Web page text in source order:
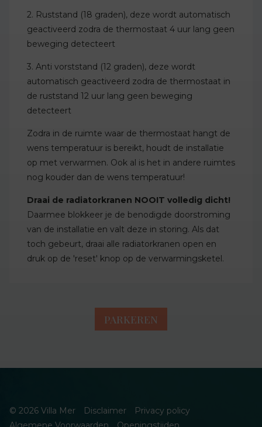
2. Ruststand (18 graden), deze wordt automatisch
geactiveerd zodra de thermostaat 4 uur lang geen
beweging detecteert
3. Anti vorststand (12 graden), deze wordt
automatisch geactiveerd zodra de thermostaat in
de ruststand 12 uur lang geen beweging
detecteert
Zodra in de ruimte waar de thermostaat hangt de
wens temperatuur is bereikt, houdt de installatie
op met verwarmen. Ook al is het in andere ruimtes
nog kouder dan de wens temperatuur!
Draai de radiatorkranen NOOIT volledig dicht!
Daarmee blokkeer je de benodigde doorstroming
van de installatie en valt deze in storing. Als dat
toch gebeurt, draai alle radiatorkranen open en
druk op de 'reset' knop op de verwarmingsketel.
PARKEREN
© 2026 Villa Mer Disclaimer
Privacy policy
Algemene Voorwaarden
Openingstijden